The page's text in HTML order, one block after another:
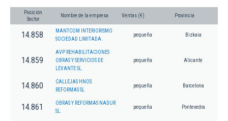
Posición
Sector
Nombre de la empresa Ventas (€) Provincia
14.858
MANTCOM INTERIORISMO
SOCIEDAD LIMITADA.
pequeña Bizkaia
14.859
AVP REHABILITACIONES
OBRAS Y SERVICIOS DE
LEVANTE SL.
pequeña Alicante
14.860
CALLEJAS HNOS
REFORMAS SL
pequeña Barcelona
14.861
OBRAS Y REFORMAS NADUR
SL.
pequeña Pontevedra